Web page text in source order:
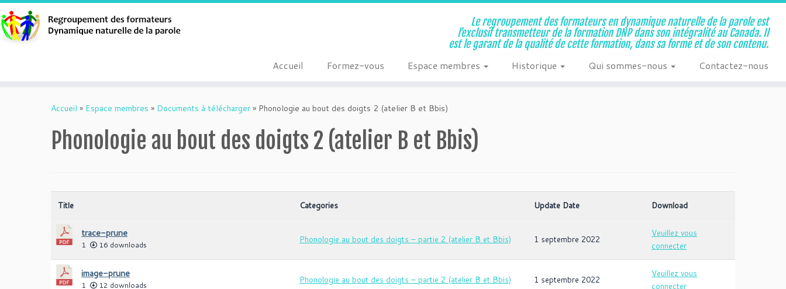
Le regroupement des formateurs en dynamique naturelle de la parole est
l’exclusif transmetteur de la formation DNP dans son intégralité au Canada. Il
est le garant de la qualité de cette formation, dans sa forme et de son contenu.
Accueil Formez-vous Espace membres Historique Qui sommes-nous Contactez-nous
Accueil » Espace membres » Documents à télécharger » Phonologie au bout des doigts 2 (atelier B et Bbis)
Phonologie au bout des doigts 2 (atelier B et Bbis)
Title Categories Update Date Download
trace-prune
1 16 downloads
Phonologie au bout des doigts – partie 2 (atelier B et Bbis) 1 septembre 2022
Veuillez vous
connecter
image-prune
1 12 downloads
Phonologie au bout des doigts – partie 2 (atelier B et Bbis) 1 septembre 2022
Veuillez vous
connecter